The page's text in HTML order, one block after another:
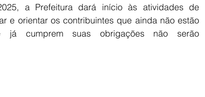
a Prefeitura dará início às atividades de
e orientar os contribuintes que ainda não estão
já cumprem suas obrigações não serão